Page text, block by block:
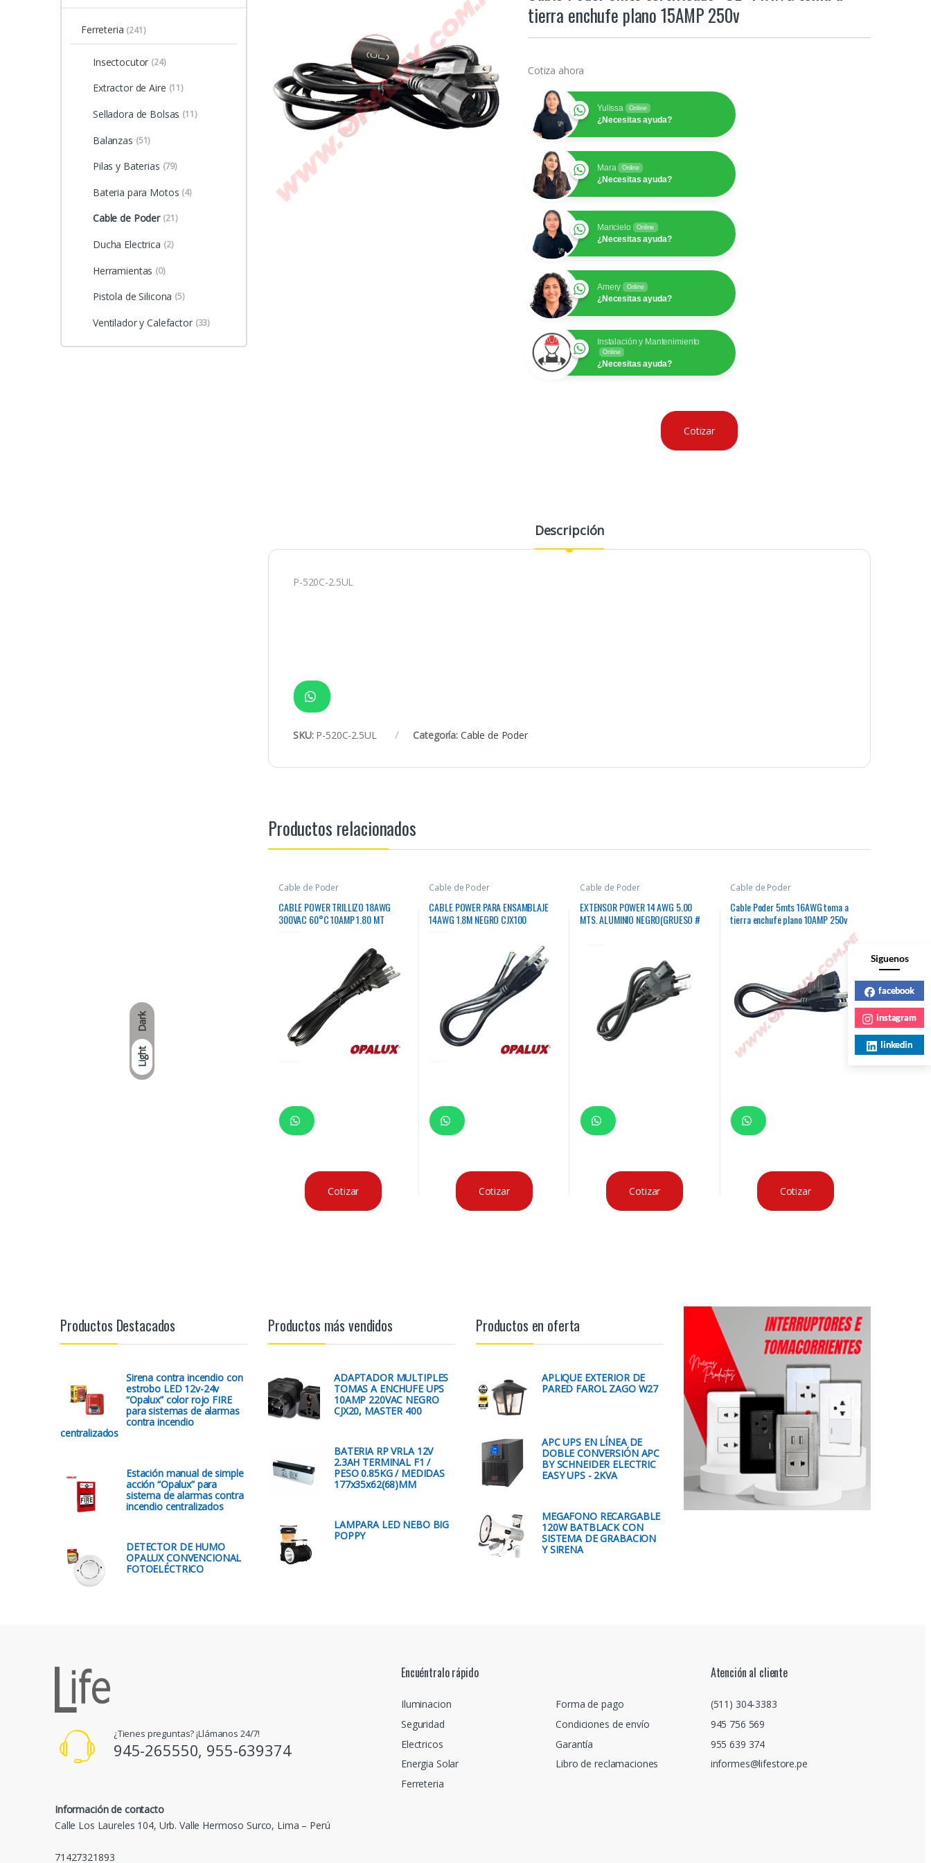
Dark
Light
tierra enchufe plano 15AMP 250v
Cotiza ahora
Yulissa Online
¿Necesitas ayuda?
Mara Online
¿Necesitas ayuda?
Maricielo Online
¿Necesitas ayuda?
Amery Online
¿Necesitas ayuda?
Instalación y Mantenimiento
Online
¿Necesitas ayuda?
Cotizar
Descripción
P-520C-2.5UL
SKU: P-520C-2.5UL Categoría: Cable de Poder
Productos relacionados
Cable de Poder
CABLE POWER TRILLIZO 18AWG
300VAC 60°C 10AMP 1.80 MT
Cotizar
Cable de Poder
CABLE POWER PARA ENSAMBLAJE
14AWG 1.8M NEGRO CJX100
Cotizar
Cable de Poder
EXTENSOR POWER 14 AWG 5.00
MTS. ALUMINIO NEGRO(GRUESO #
Cotizar
Cable de Poder
Cable Poder 5mts 16AWG toma a
tierra enchufe plano 10AMP 250v
Cotizar
Ferreteria (241)
Insectocutor (24)
Extractor de Aire (11)
Selladora de Bolsas (11)
Balanzas (51)
Pilas y Baterias (79)
Bateria para Motos (4)
Cable de Poder (21)
Ducha Electrica (2)
Herramientas (0)
Pistola de Silicona (5)
Ventilador y Calefactor (33)
Productos Destacados
Sirena contra incendio con
estrobo LED 12v-24v
“Opalux” color rojo FIRE
para sistemas de alarmas
contra incendio
centralizados
Estación manual de simple
acción “Opalux” para
sistema de alarmas contra
incendio centralizados
DETECTOR DE HUMO
OPALUX CONVENCIONAL
FOTOELÉCTRICO
Productos más vendidos
ADAPTADOR MULTIPLES
TOMAS A ENCHUFE UPS
10AMP 220VAC NEGRO
CJX20, MASTER 400
BATERIA RP VRLA 12V
2.3AH TERMINAL F1 /
PESO 0.85KG / MEDIDAS
177x35x62(68)MM
LAMPARA LED NEBO BIG
POPPY
Productos en oferta
APLIQUE EXTERIOR DE
PARED FAROL ZAGO W27
APC UPS EN LÍNEA DE
DOBLE CONVERSIÓN APC
BY SCHNEIDER ELECTRIC
EASY UPS - 2KVA
MEGAFONO RECARGABLE
120W BATBLACK CON
SISTEMA DE GRABACION
Y SIRENA
¿Tienes preguntas? ¡Llámanos 24/7!
945-265550, 955-639374
Información de contacto
Calle Los Laureles 104, Urb. Valle Hermoso Surco, Lima – Perú
71427321893
Encuéntralo rápido
Iluminacion
Seguridad
Electricos
Energia Solar
Ferreteria
Forma de pago
Condiciones de envío
Garantía
Libro de reclamaciones
Atención al cliente
(511) 304-3383
945 756 569
955 639 374
informes@lifestore.pe
Siguenos
facebook
instagram
linkedin